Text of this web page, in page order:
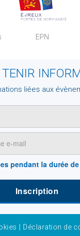
EPN
TENIR
liées aux
pendant la durée
| Déclaration de